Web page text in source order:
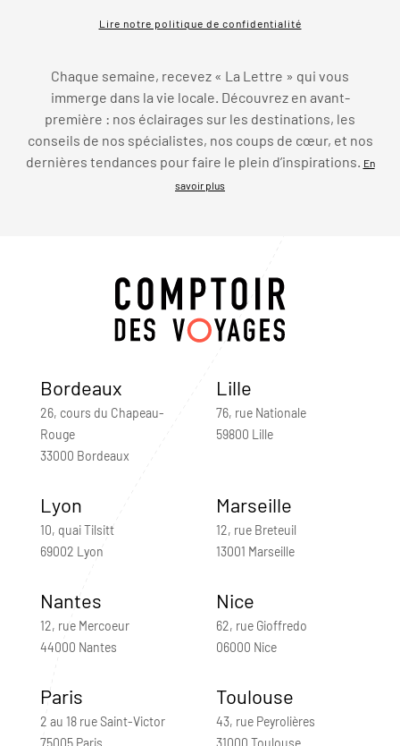
Lire notre politique de confidentialité
Chaque semaine, recevez « La Lettre » qui vous
immerge dans la vie locale. Découvrez en avant-
première : nos éclairages sur les destinations, les
conseils de nos spécialistes, nos coups de cœur, et nos
dernières tendances pour faire le plein d’inspirations.
En
savoir plus
Bordeaux
26, cours du Chapeau-
Rouge
33000 Bordeaux
Lille
76, rue Nationale
59800 Lille
Lyon
10, quai Tilsitt
69002 Lyon
Marseille
12, rue Breteuil
13001 Marseille
Nantes
12, rue Mercoeur
44000 Nantes
Nice
62, rue Gioffredo
06000 Nice
Paris
2 au 18 rue Saint-Victor
75005 Paris
Toulouse
43, rue Peyrolières
31000 Toulouse